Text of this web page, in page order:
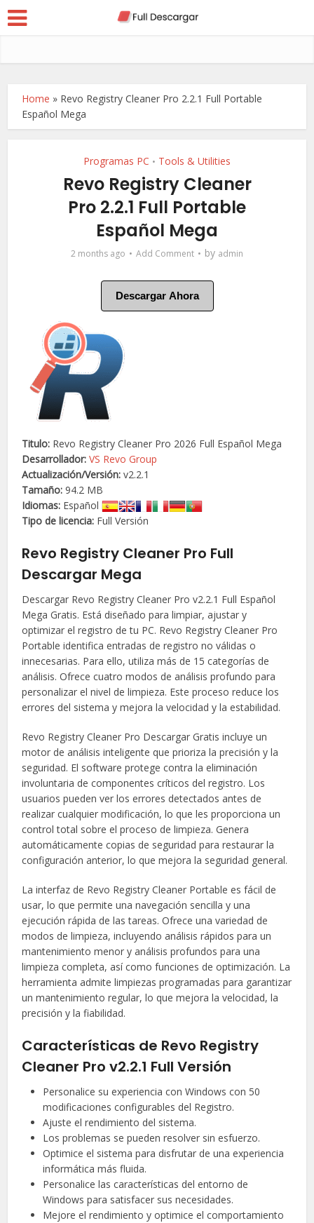
Home » Revo Registry Cleaner Pro 2.2.1 Full Portable
Español Mega
Programas PC • Tools & Utilities
Revo Registry Cleaner
Pro 2.2.1 Full Portable
Español Mega
2 months ago Add Comment by admin
Descargar Ahora
Titulo: Revo Registry Cleaner Pro 2026 Full Español Mega
Desarrollador:VS Revo Group
Actualización/Versión: v2.2.1
Tamaño: 94.2 MB
Idiomas: Español
Tipo de licencia: Full Versión
Revo Registry Cleaner Pro Full
Descargar Mega
Descargar Revo Registry Cleaner Pro v2.2.1 Full Español
Mega Gratis. Está diseñado para limpiar, ajustar y
optimizar el registro de tu PC. Revo Registry Cleaner Pro
Portable identifica entradas de registro no válidas o
innecesarias. Para ello, utiliza más de 15 categorías de
análisis. Ofrece cuatro modos de análisis profundo para
personalizar el nivel de limpieza. Este proceso reduce los
errores del sistema y mejora la velocidad y la estabilidad.
Revo Registry Cleaner Pro Descargar Gratis incluye un
motor de análisis inteligente que prioriza la precisión y la
seguridad. El software protege contra la eliminación
involuntaria de componentes críticos del registro. Los
usuarios pueden ver los errores detectados antes de
realizar cualquier modificación, lo que les proporciona un
control total sobre el proceso de limpieza. Genera
automáticamente copias de seguridad para restaurar la
configuración anterior, lo que mejora la seguridad general.
La interfaz de Revo Registry Cleaner Portable es fácil de
usar, lo que permite una navegación sencilla y una
ejecución rápida de las tareas. Ofrece una variedad de
modos de limpieza, incluyendo análisis rápidos para un
mantenimiento menor y análisis profundos para una
limpieza completa, así como funciones de optimización. La
herramienta admite limpiezas programadas para garantizar
un mantenimiento regular, lo que mejora la velocidad, la
precisión y la fiabilidad.
Características de Revo Registry
Cleaner Pro v2.2.1 Full Versión
Personalice su experiencia con Windows con 50
modificaciones configurables del Registro.
Ajuste el rendimiento del sistema.
Los problemas se pueden resolver sin esfuerzo.
Optimice el sistema para disfrutar de una experiencia
informática más fluida.
Personalice las características del entorno de
Windows para satisfacer sus necesidades.
Mejore el rendimiento y optimice el comportamiento